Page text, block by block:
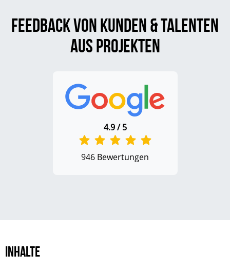
Feedback von Kunden & Talenten
aus Projekten
4.9 / 5
946 Bewertungen
Inhalte